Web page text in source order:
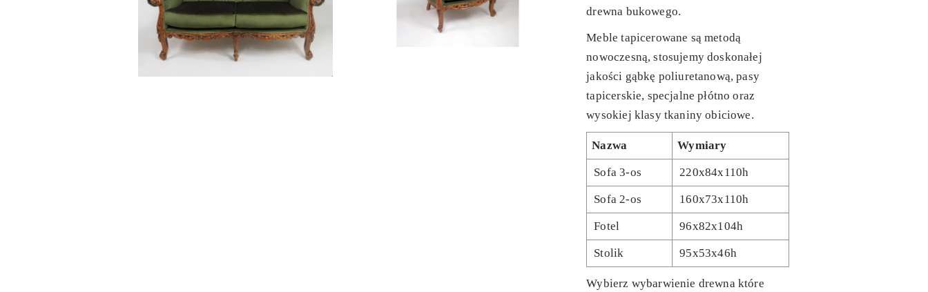
drewna bukowego.
Meble tapicerowane są metodą
nowoczesną, stosujemy doskonałej
jakości gąbkę poliuretanową, pasy
tapicerskie, specjalne płótno oraz
wysokiej klasy tkaniny obiciowe.
Nazwa Wymiary
Sofa 3-os 220x84x110h
Sofa 2-os 160x73x110h
Fotel 96x82x104h
Stolik 95x53x46h
Wybierz wybarwienie drewna które